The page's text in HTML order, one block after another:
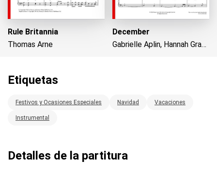
Rule Britannia
Thomas Arne
December
Gabrielle Aplin, Hannah Grace
Etiquetas
Festivos y Ocasiones Especiales Navidad Vacaciones
Instrumental
Detalles de la partitura